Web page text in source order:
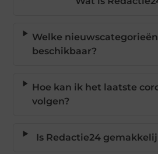
Welke
beschikbaar?
Hoe kan ik het laatste
volgen?
Is Redactie24